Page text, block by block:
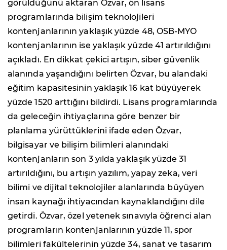
görüldüğünü aktaran Özvar, ön lisans
programlarında bilişim teknolojileri
kontenjanlarının yaklaşık yüzde 48, OSB-MYO
kontenjanlarının ise yaklaşık yüzde 41 artırıldığını
açıkladı. En dikkat çekici artışın, siber güvenlik
alanında yaşandığını belirten Özvar, bu alandaki
eğitim kapasitesinin yaklaşık 16 kat büyüyerek
yüzde 1520 arttığını bildirdi. Lisans programlarında
da geleceğin ihtiyaçlarına göre benzer bir
planlama yürüttüklerini ifade eden Özvar,
bilgisayar ve bilişim bilimleri alanındaki
kontenjanların son 3 yılda yaklaşık yüzde 31
artırıldığını, bu artışın yazılım, yapay zeka, veri
bilimi ve dijital teknolojiler alanlarında büyüyen
insan kaynağı ihtiyacından kaynaklandığını dile
getirdi. Özvar, özel yetenek sınavıyla öğrenci alan
programların kontenjanlarının yüzde 11, spor
bilimleri fakültelerinin yüzde 34, sanat ve tasarım